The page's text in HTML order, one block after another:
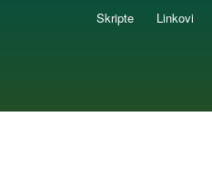
Skripte Linkovi